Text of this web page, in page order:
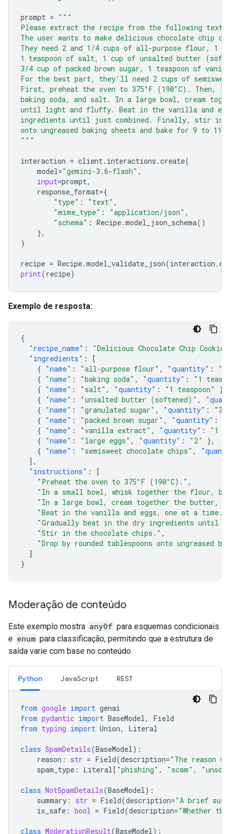
prompt = """
Please extract the recipe from the following text.
The user wants to make delicious chocolate chip
They need 2 and 1/4 cups of all-purpose flour, 1
1 teaspoon of salt, 1 cup of unsalted butter
3/4 cup of packed brown sugar, 1 teaspoon of
For the best part, they'll need 2 cups of
First, preheat the oven to 375°F (190°C). Then,
baking soda, and salt. In a large bowl, cream
until light and fluffy. Beat in the vanilla and
ingredients until just combined. Finally, stir in
onto ungreased baking sheets and bake for 9 to 11
"""
interaction = client. interactions .create(
model="gemini-3.6-flash" ,
input=prompt,
response_format={
"type" : "text" ,
"mime_type" : "application/json" ,
"schema" : Recipe.model_json_schema()
},
)
recipe = Recipe.model_validate_json(interaction .
print(recipe)
Exemplo de resposta:
{
"recipe_name" :
"Delicious Chocolate Chip
"ingredients" :
[
{ "name" : "all-purpose flour" , "quantity" :
"2
{ "name" : "baking soda" , "quantity" :
"1
{ "name" : "salt" , "quantity" : "1 teaspoon"
},
{ "name" : "unsalted butter (softened)" ,
{ "name" : "granulated sugar" , "quantity" :
"3/
{ "name" : "packed brown sugar" , "quantity" :
{ "name" : "vanilla extract" , "quantity" :
"1
{ "name" : "large eggs" , "quantity" : "2"
},
{ "name" : "semisweet chocolate chips" ,
],
"instructions" :
[
"Preheat the oven to 375°F (190°C)." ,
"In a small bowl, whisk together the flour,
"In a large bowl, cream together the butter,
"Beat in the vanilla and eggs, one at a time."
"Gradually beat in the dry ingredients until
"Stir in the chocolate chips." ,
"Drop by rounded tablespoons onto ungreased
]
}
Moderação de conteúdo
Este exemplo mostra anyOf para esquemas condicionais
e enum para classificação, permitindo que a estrutura de
saída varie com base no conteúdo.
Python JavaScript REST
from google import genai
from pydantic import BaseModel,
Field
from typing import Union, Literal
class SpamDetails(BaseModel):
reason : str = Field(description="The reason
spam_type : Literal[ "phishing" , "scam" ,
class NotSpamDetails(BaseModel):
summary : str = Field(description="A brief
is_safe : bool = Field(description="Whether
class ModerationResult(BaseModel):